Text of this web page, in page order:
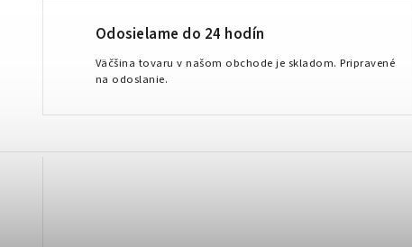
Odosielame do 24 hodín
Väčšina tovaru v našom obchode je skladom. Pripravené
na odoslanie.